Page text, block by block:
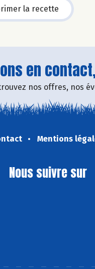
la recette
en
nos offres, nos
Mentions
Nous suivre sur